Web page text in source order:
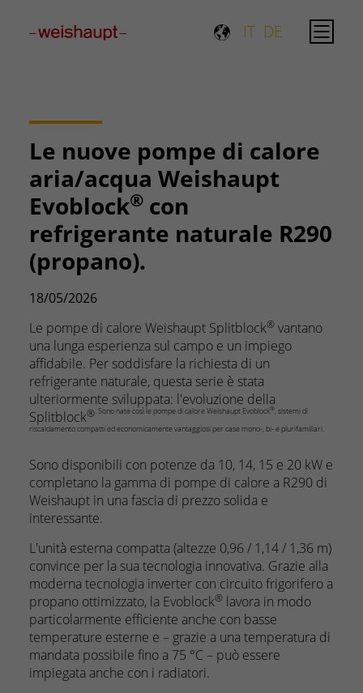
IT DE
Le nuove pompe di calore
aria/acqua Weishaupt
Evoblock® con
refrigerante naturale R290
(propano).
18/05/2026
Le pompe di calore Weishaupt Splitblock® vantano
una lunga esperienza sul campo e un impiego
affidabile. Per soddisfare la richiesta di un
refrigerante naturale, questa serie è stata
ulteriormente sviluppata: l'evoluzione della
Splitblock® . Sono nate così le pompe di calore Weishaupt Evoblock® , sistemi di
riscaldamento compatti ed economicamente vantaggiosi per case mono-, bi- e plurifamiliari.
Sono disponibili con potenze da 10, 14, 15 e 20 kW e
completano la gamma di pompe di calore a R290 di
Weishaupt in una fascia di prezzo solida e
interessante.
L'unità esterna compatta (altezze 0,96 / 1,14 / 1,36 m)
convince per la sua tecnologia innovativa. Grazie alla
moderna tecnologia inverter con circuito frigorifero a
propano ottimizzato, la Evoblock® lavora in modo
particolarmente efficiente anche con basse
temperature esterne e – grazie a una temperatura di
mandata possibile fino a 75 °C – può essere
impiegata anche con i radiatori.